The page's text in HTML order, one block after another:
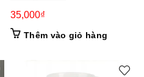
35,000₫
Thêm vào giỏ hàng